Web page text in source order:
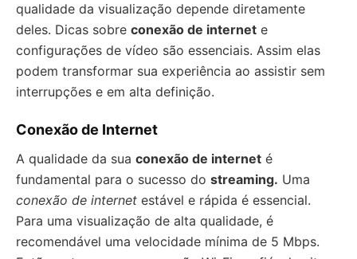
qualidade da visualização depende diretamente
deles. Dicas sobre conexão de internet e
configurações de vídeo são essenciais. Assim elas
podem transformar sua experiência ao assistir sem
interrupções e em alta definição.
Conexão de Internet
A qualidade da sua conexão de internet é
fundamental para o sucesso do streaming. Uma
conexão de internet estável e rápida é essencial.
Para uma visualização de alta qualidade, é
recomendável uma velocidade mínima de 5 Mbps.